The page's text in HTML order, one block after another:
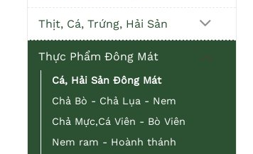
Thịt, Cá, Trứng, Hải Sản
Thực Phẩm Đông Mát
Cá, Hải Sản Đông Mát
Chả Bò - Chả Lụa - Nem
Chả Mực,Cá Viên - Bò Viên
Nem ram - Hoành thánh